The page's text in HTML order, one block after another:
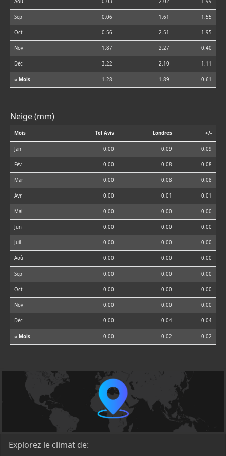
Aoû 0.03 2.02 1.99
Sep 0.06 1.61 1.55
Oct 0.56 2.51 1.95
Nov 1.87 2.27 0.40
Déc 3.22 2.10 -1.11
⌀ Mois 1.28 1.89 0.61
Neige (mm)
Mois Tel Aviv Londres +/-
Jan 0.00 0.09 0.09
Fév 0.00 0.08 0.08
Mar 0.00 0.08 0.08
Avr 0.00 0.01 0.01
Mai 0.00 0.00 0.00
Jun 0.00 0.00 0.00
Juil 0.00 0.00 0.00
Aoû 0.00 0.00 0.00
Sep 0.00 0.00 0.00
Oct 0.00 0.00 0.00
Nov 0.00 0.00 0.00
Déc 0.00 0.04 0.04
⌀ Mois 0.00 0.02 0.02
Explorez le climat de: